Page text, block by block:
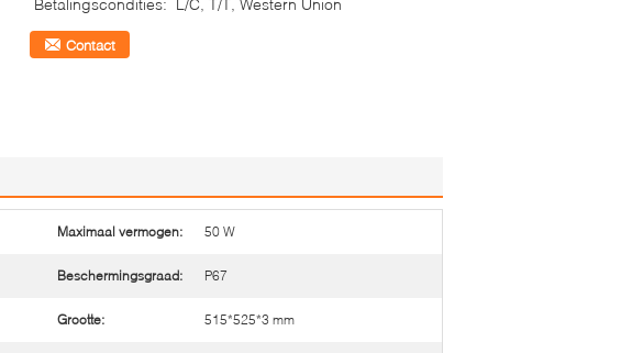
Betalingscondities: L/C, T/T, Western Union
Contact
Maximaal vermogen: 50 W
Beschermingsgraad: P67
Grootte: 515*525*3 mm